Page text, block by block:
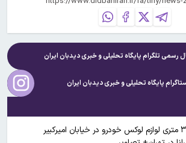
رسمی تلگرام پایگاه تحلیلی و خبریدیدبان ایران
پایگاه تحلیلی و خبریدیدبان ایران